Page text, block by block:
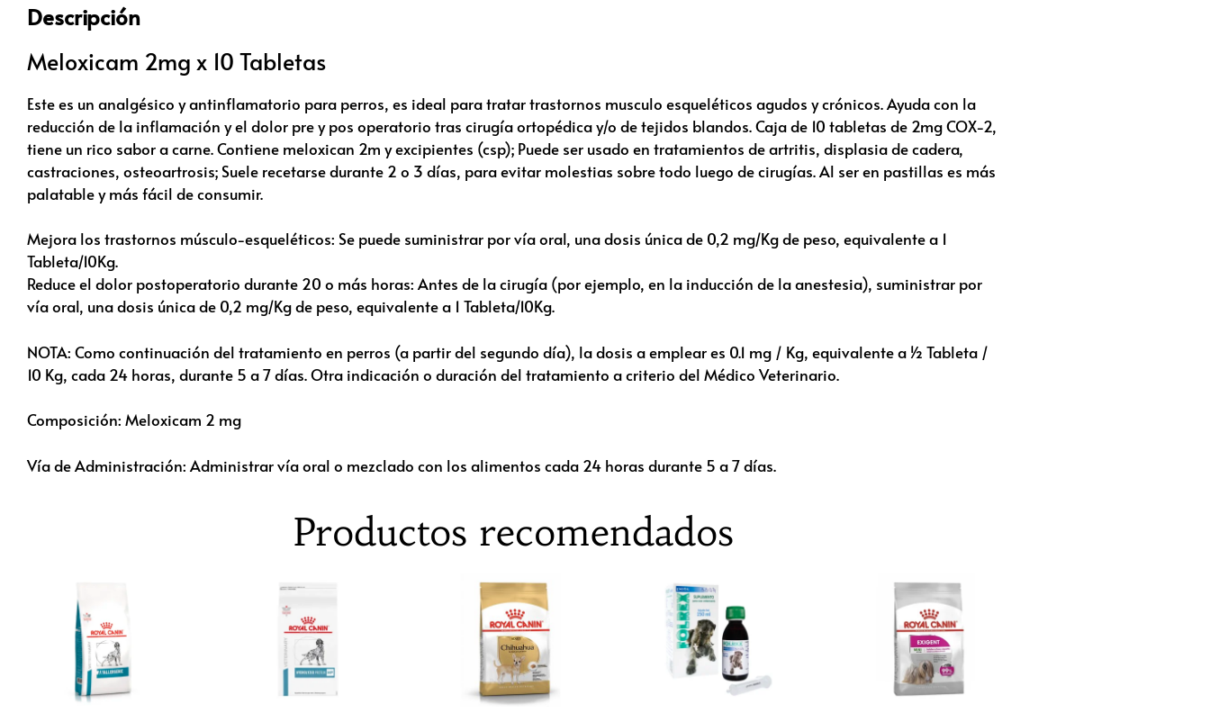
Descripción
Meloxicam 2mg x 10 Tabletas
Este es un analgésico y antinflamatorio para perros, es ideal para tratar trastornos musculo esqueléticos agudos y crónicos. Ayuda con la
reducción de la inflamación y el dolor pre y pos operatorio tras cirugía ortopédica y/o de tejidos blandos. Caja de 10 tabletas de 2mg COX-2,
tiene un rico sabor a carne. Contiene meloxican 2m y excipientes (csp); Puede ser usado en tratamientos de artritis, displasia de cadera,
castraciones, osteoartrosis; Suele recetarse durante 2 o 3 días, para evitar molestias sobre todo luego de cirugías. Al ser en pastillas es más
palatable y más fácil de consumir.
Mejora los trastornos músculo-esqueléticos: Se puede suministrar por vía oral, una dosis única de 0,2 mg/Kg de peso, equivalente a 1
Tableta/10Kg.
Reduce el dolor postoperatorio durante 20 o más horas: Antes de la cirugía (por ejemplo, en la inducción de la anestesia), suministrar por
vía oral, una dosis única de 0,2 mg/Kg de peso, equivalente a 1 Tableta/10Kg.
NOTA: Como continuación del tratamiento en perros (a partir del segundo día), la dosis a emplear es 0.1 mg / Kg, equivalente a 1⁄2 Tableta /
10 Kg, cada 24 horas, durante 5 a 7 días. Otra indicación o duración del tratamiento a criterio del Médico Veterinario.
Composición: Meloxicam 2 mg
Vía de Administración: Administrar vía oral o mezclado con los alimentos cada 24 horas durante 5 a 7 días.
Productos recomendados